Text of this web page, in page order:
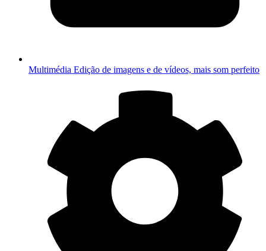
Multimédia Edição de imagens e de vídeos, mais som perfeito